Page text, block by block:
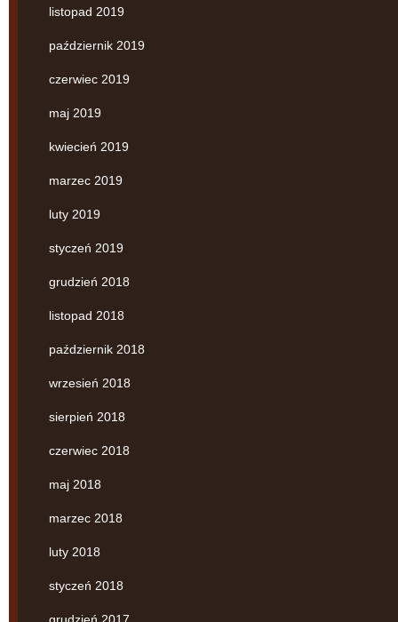
listopad 2019
październik 2019
czerwiec 2019
maj 2019
kwiecień 2019
marzec 2019
luty 2019
styczeń 2019
grudzień 2018
listopad 2018
październik 2018
wrzesień 2018
sierpień 2018
czerwiec 2018
maj 2018
marzec 2018
luty 2018
styczeń 2018
grudzień 2017